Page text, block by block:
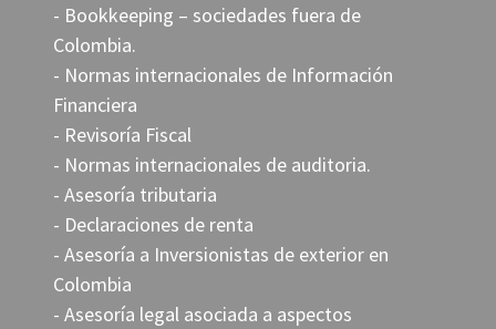
- Bookkeeping – sociedades fuera de
Colombia.
- Normas internacionales de Información
Financiera
- Revisoría Fiscal
- Normas internacionales de auditoria.
- Asesoría tributaria
- Declaraciones de renta
- Asesoría a Inversionistas de exterior en
Colombia
- Asesoría legal asociada a aspectos